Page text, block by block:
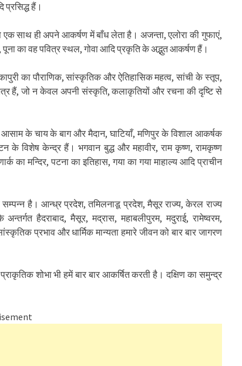
हैं।
एक साथ ही अपने आकर्षण में बाँध लेता है। अजन्ता, एलोरा की गुफाएं,
का वह पवित्र स्थल, गोवा आदि प्रकृति के अद्भुत आकर्षण हैं।
का पौराणिक, सांस्कृतिक और ऐतिहासिक महत्व, सांची के स्तूप,
हैं, जो न केवल अपनी संस्कृति, कलाकृतियों और रचना की दृष्टि से
आसाम के चाय के बाग और मैदान, घाटियाँ, मणिपुर के विशाल आकर्षक
के विशेष केन्द्र हैं। भगवान बुद्ध और महावीर, राम कृष्ण, रामकृष्ण
का मन्दिर, पटना का इतिहास, गया का गया माहाल्य आदि प्राचीन
है। आन्ध्र प्रदेश, तमिलनाडू प्रदेश, मैसूर राज्य, केरल राज्य
हैदराबाद, मैसूर, मद्रास, महाबलीपुरम, मदुराई, रामेष्वरम,
प्रभाव और धार्मिक मान्यता हमारे जीवन को बार बार जागरण
शोभा भी हमें बार बार आकर्षित करती है। दक्षिण का समुन्द्र